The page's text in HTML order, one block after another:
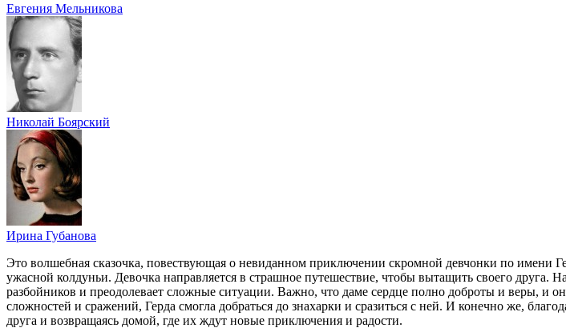
Евгения Мельникова
Николай Боярский
Ирина Губанова
Это волшебная сказочка, повествующая о невиданном приключении скромной девчонки по
ужасной колдуньи. Девочка направляется в страшное путешествие, чтобы вытащить своего друга.
разбойников и преодолевает сложные ситуации. Важно, что даме сердце полно доброты и веры, и
сложностей и сражений, Герда смогла добраться до знахарки и сразиться с ней. И конечно же,
друга и возвращаясь домой, где их ждут новые приключения и радости.